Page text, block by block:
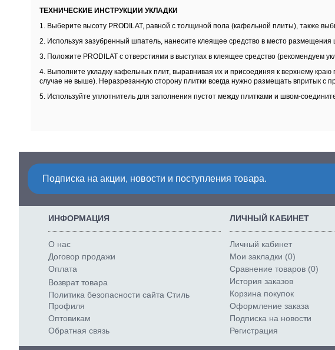
ТЕХНИЧЕСКИЕ ИНСТРУКЦИИ УКЛАДКИ
1. Выберите высоту PRODILAT, равной с толщиной пола (кафельной плиты), также
2. Используя зазубренный шпатель, нанесите клеящее средство в место размещения
3. Положите PRODILAT с отверстиями в выступах в клеящее средство
4. Выполните укладку кафельных плит, выравнивая их и присоединяя к верхнему
случае не выше). Неразрезанную сторону плитки всегда нужно размещать впритык с
5. Используйте уплотнитель для заполнения пустот между плитками и швом-
Подписка на акции, новости и поступления товара.
ИНФОРМАЦИЯ
О нас
Договор продажи
Оплата
Возврат товара
Политика безопасности сайта Стиль
Профиля
Оптовикам
Обратная связь
ЛИЧНЫЙ КАБИНЕТ
Личный кабинет
Мои закладки (0)
Сравнение товаров (0)
История заказов
Корзина покупок
Оформление заказа
Подписка на новости
Регистрация